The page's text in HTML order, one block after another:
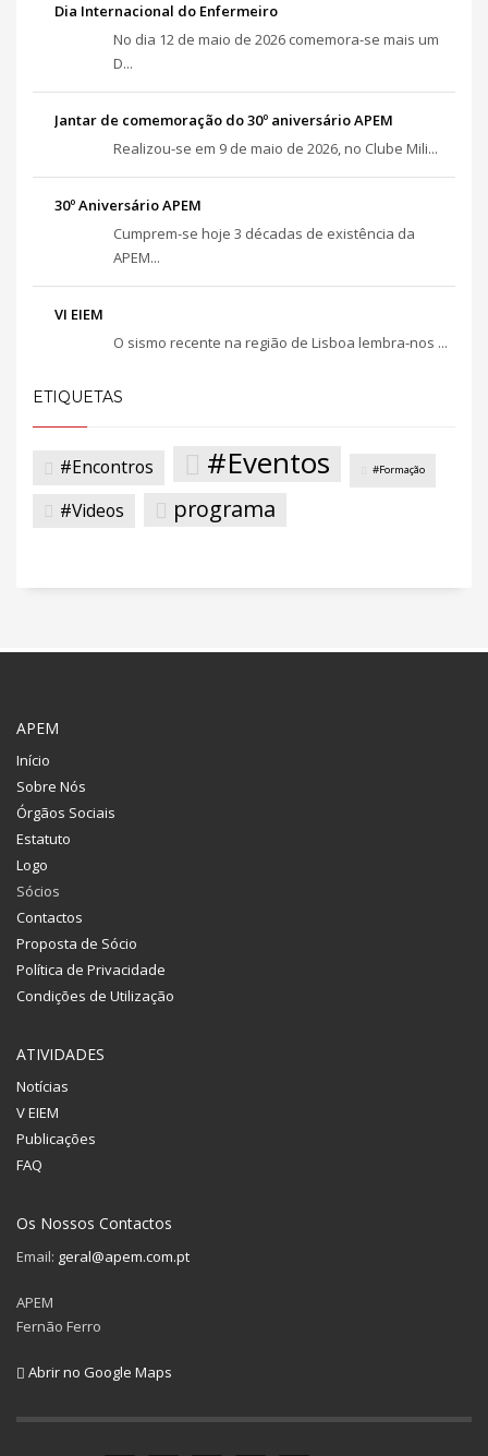
Dia Internacional do Enfermeiro
No dia 12 de maio de 2026 comemora-se mais um
D...
Jantar de comemoração do 30º aniversário APEM
Realizou-se em 9 de maio de 2026, no Clube Mili...
30º Aniversário APEM
Cumprem-se hoje 3 décadas de existência da
APEM...
VI EIEM
O sismo recente na região de Lisboa lembra-nos ...
ETIQUETAS
#Encontros #Eventos #Formação
#Videos programa
APEM
Início
Sobre Nós
Órgãos Sociais
Estatuto
Logo
Sócios
Contactos
Proposta de Sócio
Política de Privacidade
Condições de Utilização
ATIVIDADES
Notícias
V EIEM
Publicações
FAQ
Os Nossos Contactos
Email: geral@apem.com.pt
APEM
Fernão Ferro
Abrir no Google Maps